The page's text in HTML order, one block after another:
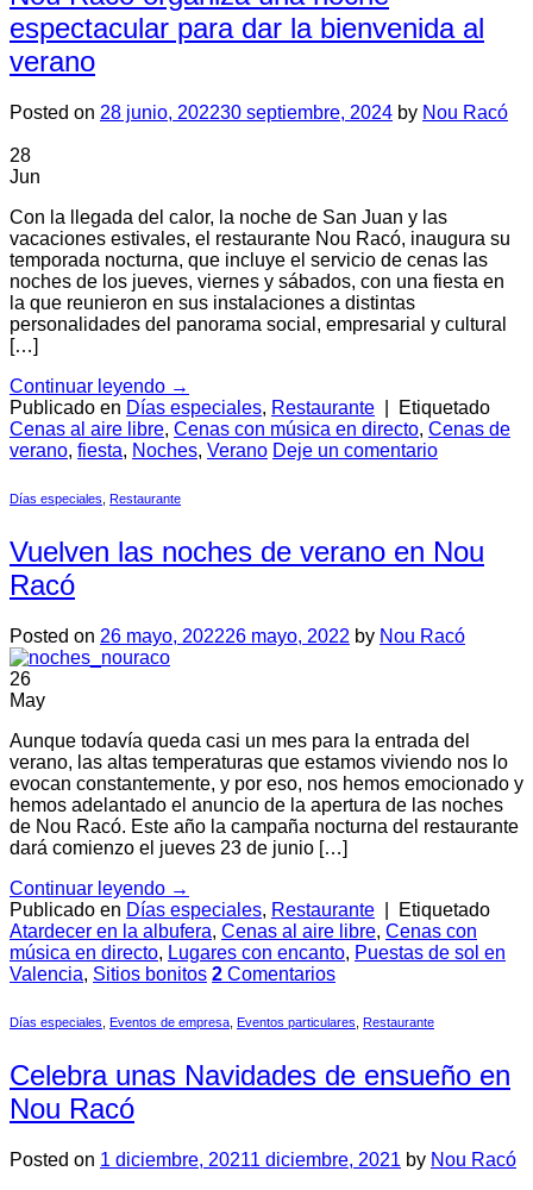
espectacular para dar la bienvenida al
verano
Posted on 28 junio, 202230 septiembre, 2024 by Nou Racó
28
Jun
Con la llegada del calor, la noche de San Juan y las
vacaciones estivales, el restaurante Nou Racó, inaugura su
temporada nocturna, que incluye el servicio de cenas las
noches de los jueves, viernes y sábados, con una fiesta en
la que reunieron en sus instalaciones a distintas
personalidades del panorama social, empresarial y cultural
[…]
Continuar leyendo →
Publicado en Días especiales, Restaurante
Etiquetado
Cenas al aire libre, Cenas con música en directo, Cenas de
verano, fiesta, Noches, Verano Deje un comentario
Días especiales Restaurante
Vuelven las noches de verano en Nou
Racó
Posted on 26 mayo, 202226 mayo, 2022 by Nou Racó
26
May
Aunque todavía queda casi un mes para la entrada del
verano, las altas temperaturas que estamos viviendo nos lo
evocan constantemente, y por eso, nos hemos emocionado y
hemos adelantado el anuncio de la apertura de las noches
de Nou Racó. Este año la campaña nocturna del restaurante
dará comienzo el jueves 23 de junio […]
Continuar leyendo →
Publicado en Días especiales, Restaurante
Etiquetado
Atardecer en la albufera, Cenas al aire libre, Cenas con
música en directo, Lugares con encanto, Puestas de sol en
Valencia, Sitios bonitos 2 Comentarios
Días especiales Eventos de empresa Eventos particulares Restaurante
Celebra unas Navidades de ensueño en
Nou Racó
Posted on 1 diciembre, 20211 diciembre, 2021 by Nou Racó